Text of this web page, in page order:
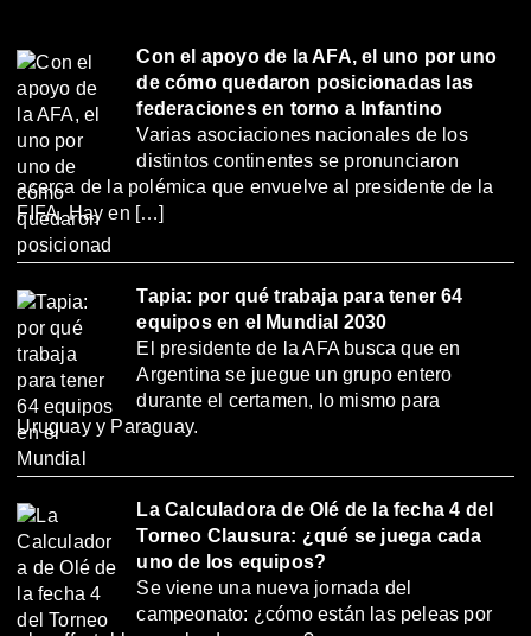
Con el apoyo de la AFA, el uno por uno
de cómo quedaron posicionadas las
federaciones en torno a Infantino
Varias asociaciones nacionales de los
distintos continentes se pronunciaron
acerca de la polémica que envuelve al presidente de la
FIFA. Hay en […]
Tapia: por qué trabaja para tener 64
equipos en el Mundial 2030
El presidente de la AFA busca que en
Argentina se juegue un grupo entero
durante el certamen, lo mismo para
Uruguay y Paraguay.
La Calculadora de Olé de la fecha 4 del
Torneo Clausura: ¿qué se juega cada
uno de los equipos?
Se viene una nueva jornada del
campeonato: ¿cómo están las peleas por